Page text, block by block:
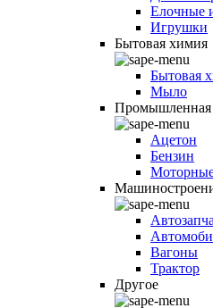
Елочные
Игрушки
Бытовая химия
Бытовая
Мыло
Промышленная
Ацетон
Бензин
Вагоны
Трактор
Другое